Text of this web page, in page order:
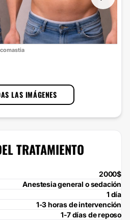
LAS IMÁGENES
TRATAMIENTO
2000$
Anestesia general o sedación
1 día
1-3 horas de intervención
1-7 días de reposo